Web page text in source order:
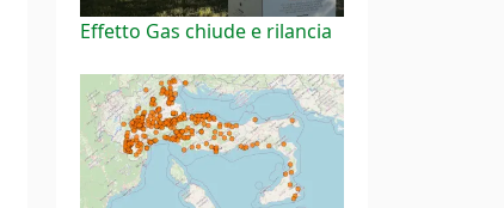
Effetto Gas chiude e rilancia